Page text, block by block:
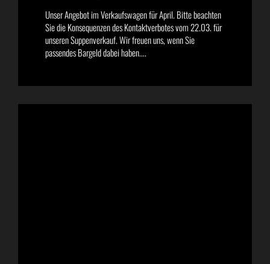
Unser Angebot im Verkaufswagen für April. Bitte beachten
Sie die Konsequenzen des Kontaktverbotes vom 22.03. für
unseren Suppenverkauf. Wir freuen uns, wenn Sie
passendes Bargeld dabei haben....